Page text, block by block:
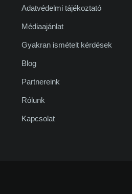
Adatvédelmi tájékoztató
Médiaajánlat
Gyakran ismételt kérdések
Blog
Partnereink
Rólunk
Kapcsolat